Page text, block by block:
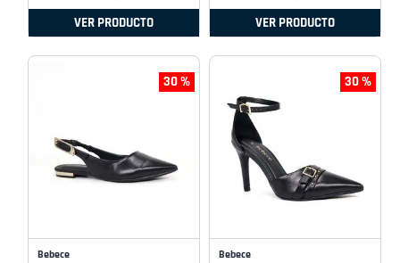
VER PRODUCTO VER PRODUCTO
30 %
Bebece
30 %
Bebece